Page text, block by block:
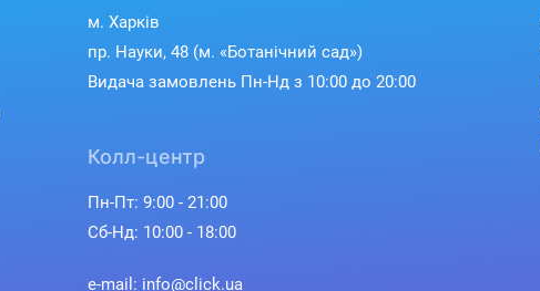
м. Харків
пр. Науки, 48 (м. «Ботанічний сад»)
Видача замовлень Пн-Нд з 10:00 до 20:00
Колл-центр
Пн-Пт: 9:00 - 21:00
Сб-Нд: 10:00 - 18:00
e-mail: info@click.ua